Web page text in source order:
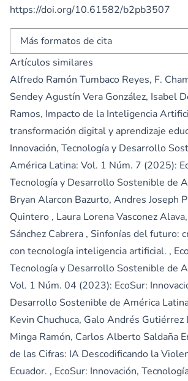
https://doi.org/10.61582/b2pb3507
Más formatos de cita
Artículos similares
Alfredo Ramón Tumbaco Reyes, F.
Sendey Agustín Vera González, Isabel
Ramos, Impacto de la Inteligencia
transformación digital y aprendizaje
Innovación, Tecnología y Desarrollo
América Latina: Vol. 1 Núm. 7 (2025):
Tecnología y Desarrollo Sostenible de
Bryan Alarcon Bazurto, Andres Joseph
Quintero , Laura Lorena Vasconez
Sánchez Cabrera , Sinfonías del futuro:
con tecnología inteligencia artificial. ,
Tecnología y Desarrollo Sostenible de
Vol. 1 Núm. 04 (2023): EcoSur:
Desarrollo Sostenible de América
Kevin Chuchuca, Galo Andrés Gutiérrez
Minga Ramón, Carlos Alberto Saldaña
de las Cifras: IA Descodificando la
Ecuador. , EcoSur: Innovación,